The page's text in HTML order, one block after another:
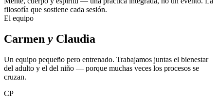
filosofía que sostiene cada sesión.
El equipo
Carmen y Claudia
Un equipo pequeño pero entrenado. Trabajamos juntas el bienestar
del adulto y el del niño — porque muchas veces los procesos se
cruzan.
CP